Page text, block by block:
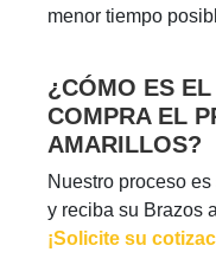
menor tiempo
¿CÓMO ES
COMPRA EL
AMARILLOS?
Nuestro proceso
y reciba su Brazos
¡Solicite su